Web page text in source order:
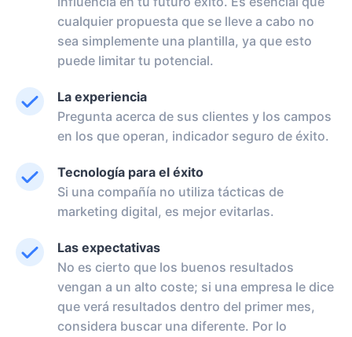
cualquier propuesta que se lleve a cabo no
sea simplemente una plantilla, ya que esto
puede limitar tu potencial.
La experiencia
Pregunta acerca de sus clientes y los campos
en los que operan, indicador seguro de éxito.
Tecnología para el éxito
Si una compañía no utiliza tácticas de
marketing digital, es mejor evitarlas.
Las expectativas
No es cierto que los buenos resultados
vengan a un alto coste; si una empresa le dice
que verá resultados dentro del primer mes,
considera buscar una diferente. Por lo